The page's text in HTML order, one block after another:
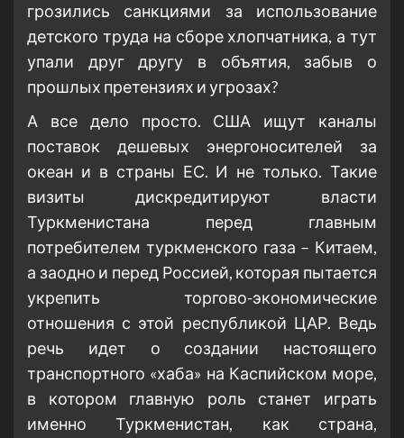
грозились санкциями за использование
детского труда на сборе хлопчатника, а тут
упали друг другу в объятия, забыв о
прошлых претензиях и угрозах?
А все дело просто. США ищут каналы
поставок дешевых энергоносителей за
океан и в страны ЕС. И не только. Такие
визиты дискредитируют власти
Туркменистана перед главным
потребителем туркменского газа – Китаем,
а заодно и перед Россией, которая пытается
укрепить торгово-экономические
отношения с этой республикой ЦАР. Ведь
речь идет о создании настоящего
транспортного «хаба» на Каспийском море,
в котором главную роль станет играть
именно Туркменистан, как страна,